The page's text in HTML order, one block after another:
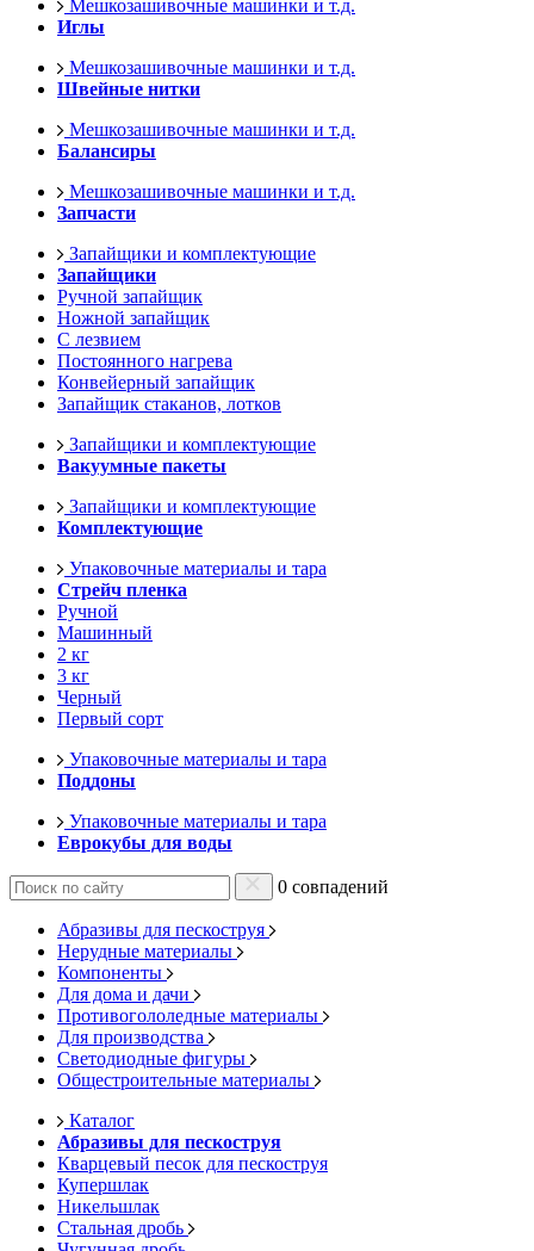
Мешкозашивочные машинки и т.д.
Иглы
Мешкозашивочные машинки и т.д.
Швейные нитки
Мешкозашивочные машинки и т.д.
Балансиры
Мешкозашивочные машинки и т.д.
Запчасти
Запайщики и комплектующие
Запайщики
Ручной запайщик
Ножной запайщик
С лезвием
Постоянного нагрева
Конвейерный запайщик
Запайщик стаканов, лотков
Запайщики и комплектующие
Вакуумные пакеты
Запайщики и комплектующие
Комплектующие
Упаковочные материалы и тара
Стрейч пленка
Ручной
Машинный
2 кг
3 кг
Черный
Первый сорт
Упаковочные материалы и тара
Поддоны
Упаковочные материалы и тара
Еврокубы для воды
0 совпадений
Абразивы для пескоструя
Нерудные материалы
Компоненты
Для дома и дачи
Противогололедные материалы
Для производства
Светодиодные фигуры
Общестроительные материалы
Каталог
Абразивы для пескоструя
Кварцевый песок для пескоструя
Купершлак
Никельшлак
Стальная дробь